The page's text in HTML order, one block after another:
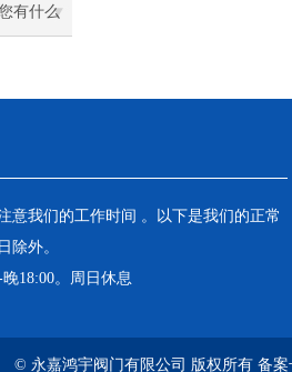
有什么
意我们的工作时间 。以下是我们的正常
除外。
18:00。周日休息
© 永嘉鸿宇阀门有限公司 版权所有 备案